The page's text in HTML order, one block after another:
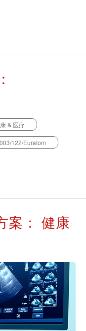
& 医疗
122/Euratom
案： 健康